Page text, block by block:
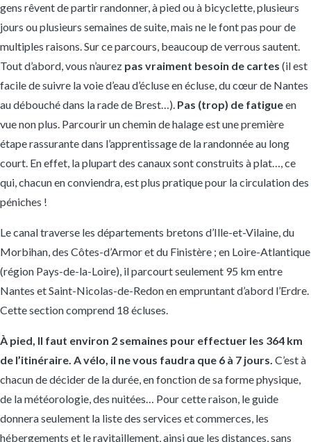
gens rêvent de partir randonner, à pied ou à bicyclette, plusieurs
jours ou plusieurs semaines de suite, mais ne le font pas pour de
multiples raisons. Sur ce parcours, beaucoup de verrous sautent.
Tout d’abord, vous n’aurez pas vraiment besoin de cartes (il est
facile de suivre la voie d’eau d’écluse en écluse, du cœur de Nantes
au débouché dans la rade de Brest…). Pas (trop) de fatigueen
vue non plus. Parcourir un chemin de halage est une première
étape rassurante dans l’apprentissage de la randonnée au long
court. En effet, la plupart des canaux sont construits à plat…, ce
qui, chacun en conviendra, est plus pratique pour la circulation des
péniches !
Le canal traverse les départements bretons d’Ille-et-Vilaine, du
Morbihan, des Côtes-d’Armor et du Finistère ; en Loire-Atlantique
(région Pays-de-la-Loire), il parcourt seulement 95 km entre
Nantes et Saint-Nicolas-de-Redon en empruntant d’abord l’Erdre.
Cette section comprend 18 écluses.
À pied, Il faut environ 2 semaines pour effectuer les 364 km
de l’itinéraire. A vélo, il ne vous faudra que 6 à 7 jours. C’est à
chacun de décider de la durée, en fonction de sa forme physique,
de la météorologie, des nuitées… Pour cette raison, le guide
donnera seulement la liste des services et commerces, les
hébergements et le ravitaillement, ainsi que les distances, sans